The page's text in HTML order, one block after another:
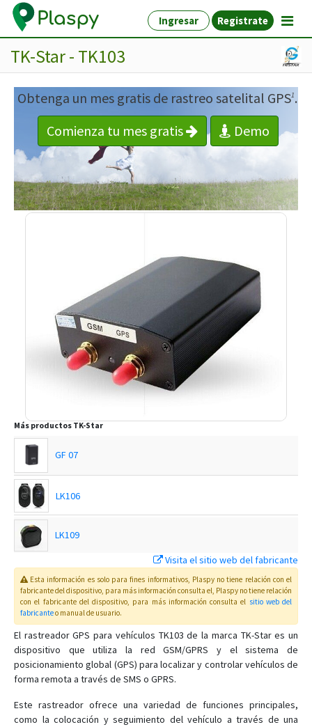
Ingresar Registrate
TK-Star - TK103
Obtenga un mes gratis de rastreo satelital GPS1.
Comienza tu mes gratis
Demo
Más productos TK-Star
GF 07
LK106
LK109
LK200B
LK208
OBD2 GPS Tracker
Pet Tracker
TK208
Visita el sitio web del fabricante
Esta información es solo para fines informativos, Plaspy no tiene relación con el
fabricante del dispositivo, para más información consulta el, Plaspy no tiene relación
con el fabricante del dispositivo, para más información consulta el sitio web del
fabricanteo manual de usuario.
El rastreador GPS para vehículos TK103 de la marca TK-Star es un
dispositivo que utiliza la red GSM/GPRS y el sistema de
posicionamiento global (GPS) para localizar y controlar vehículos de
forma remota a través de SMS o GPRS.
Este rastreador ofrece una variedad de funciones principales,
como la colocación y seguimiento del vehículo a través de una